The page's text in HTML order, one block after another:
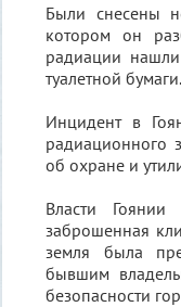
Были снесены
котором он
радиации
туалетной бумаги.
Инцидент в
радиационного
об охране и
Власти
заброшенная
земля была
бывшим
безопасности